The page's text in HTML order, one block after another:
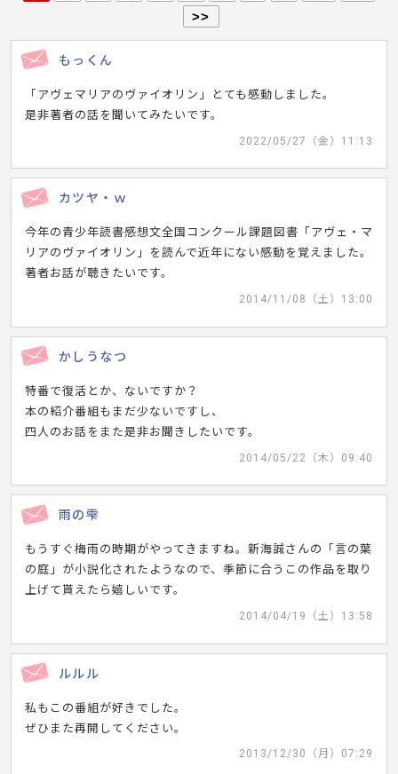
>>
もっくん
「アヴェマリアのヴァイオリン」とても感動しました。
是非著者の話を聞いてみたいです。
2022/05/27（金）11:13
カツヤ・ｗ
今年の青少年読書感想文全国コンクール課題図書「アヴェ・マ
リアのヴァイオリン」を読んで近年にない感動を覚えました。
著者お話が聴きたいです。
2014/11/08（土）13:00
かしうなつ
特番で復活とか、ないですか？
本の紹介番組もまだ少ないですし、
四人のお話をまた是非お聞きしたいです。
2014/05/22（木）09:40
雨の雫
もうすぐ梅雨の時期がやってきますね。新海誠さんの「言の葉
の庭」が小説化されたようなので、季節に合うこの作品を取り
上げて貰えたら嬉しいです。
2014/04/19（土）13:58
ルルル
私もこの番組が好きでした。
ぜひまた再開してください。
2013/12/30（月）07:29